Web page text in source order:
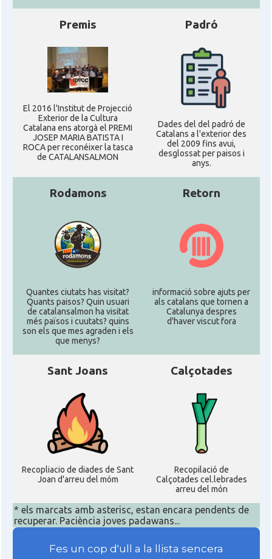
Premis
El 2016 l'Institut de Projecció
Exterior de la Cultura
Catalana ens atorgà el PREMI
JOSEP MARIA BATISTA I
ROCA per reconéixer la tasca
de CATALANSALMON
Padró
Dades del del padró de
Catalans a l'exterior des
del 2009 fins avui,
desglossat per paisos i
anys.
Rodamons
Quantes ciutats has visitat?
Quants paisos? Quin usuari
de catalansalmon ha visitat
més països i cuutats? quins
son els que mes agraden i els
que menys?
Retorn
informació sobre ajuts per
als catalans que tornen a
Catalunya despres
d'haver viscut fora
Sant Joans
Recopliacio de diades de Sant
Joan d'arreu del móm
Calçotades
Recopilació de
Calçotades cel.lebrades
arreu del món
* els marcats amb asterisc, estan encara pendents de
recuperar. Paciència joves padawans...
Fes un cop d'ull a la llista sencera